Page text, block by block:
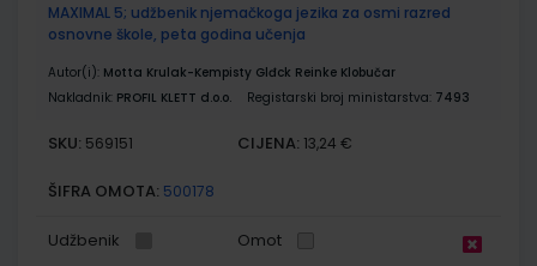
MAXIMAL 5; udžbenik njemačkoga jezika za osmi razred
osnovne škole, peta godina učenja
Autor(i): Motta Krulak-Kempisty Glđck Reinke Klobučar
Nakladnik: PROFIL KLETT d.o.o. Registarski broj ministarstva: 7493
SKU: 569151 CIJENA: 13,24 €
ŠIFRA OMOTA: 500178
Udžbenik Omot